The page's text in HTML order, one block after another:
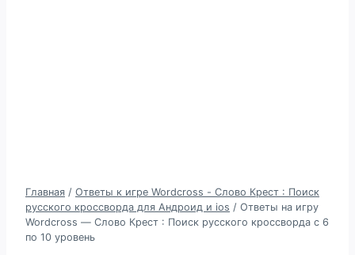
Главная / Ответы к игре Wordcross - Слово Крест : Поиск
русского кроссворда для Андроид и ios / Ответы на игру
Wordcross — Слово Крест : Поиск русского кроссворда с 6
по 10 уровень